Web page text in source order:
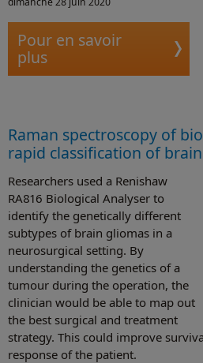
Pour en savoir
plus
Raman spectroscopy of
rapid classification of
Researchers used a Renishaw
RA816 Biological Analyser to
identify the genetically different
subtypes of brain gliomas in a
neurosurgical setting. By
understanding the genetics of a
tumour during the operation, the
clinician would be able to map out
the best surgical and treatment
strategy. This could improve
response of the patient.